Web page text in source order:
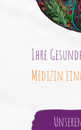
Ihre
Medizin